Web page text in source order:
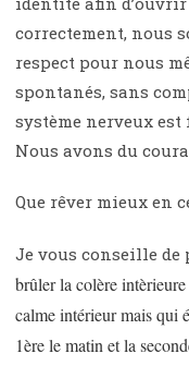
correctement, nous
respect pour nous
spontanés, sans
système nerveux
Nous avons du
Que rêver mieux en
Je vous conseille de
brûler la colère
calme intérieur mais qui
1ère le matin et la